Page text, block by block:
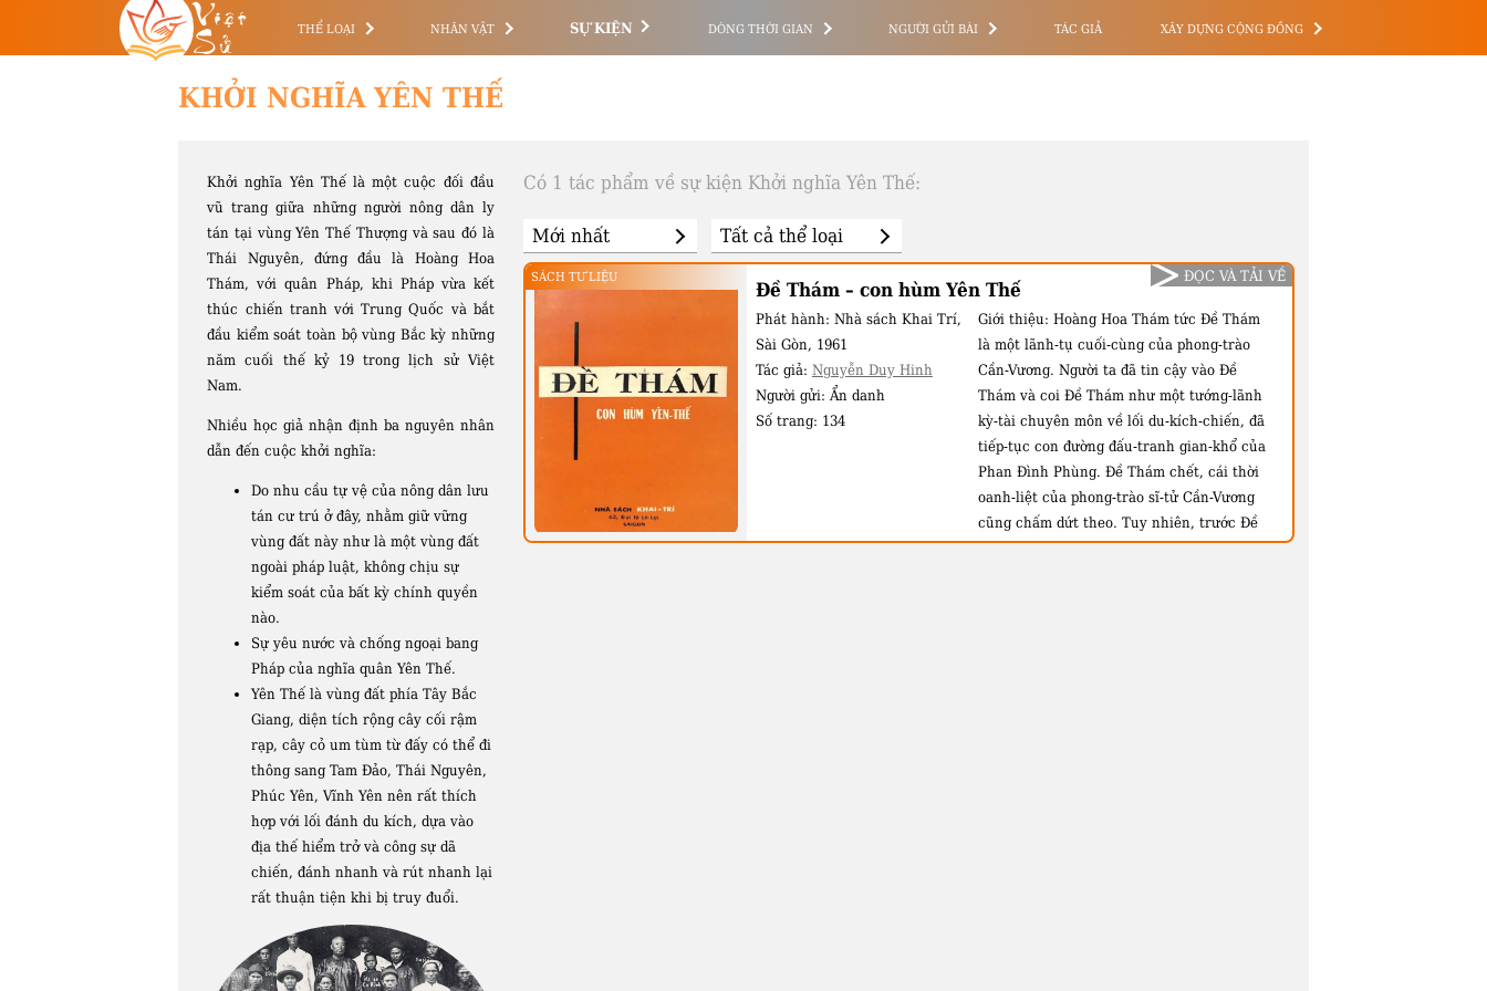
Việt
Sử THỂ LOẠI NHÂN VẬT SỰ KIỆN DÒNG THỜI GIAN NGƯỜI GỬI BÀI TÁC GIẢ XÂY DỰNG CỘNG ĐỒNG
KHỞI NGHĨA YÊN THẾ
Khởi nghĩa Yên Thế là một cuộc đối đầu
vũ trang giữa những người nông dân ly
tán tại vùng Yên Thế Thượng và sau đó là
Thái Nguyên, đứng đầu là Hoàng Hoa
Thám, với quân Pháp, khi Pháp vừa kết
thúc chiến tranh với Trung Quốc và bắt
đầu kiểm soát toàn bộ vùng Bắc kỳ những
năm cuối thế kỷ 19 trong lịch sử Việt
Nam.
Nhiều học giả nhận định ba nguyên nhân
dẫn đến cuộc khởi nghĩa:
Do nhu cầu tự vệ của nông dân lưu
tán cư trú ở đây, nhằm giữ vững
vùng đất này như là một vùng đất
ngoài pháp luật, không chịu sự
kiểm soát của bất kỳ chính quyền
nào.
Sự yêu nước và chống ngoại bang
Pháp của nghĩa quân Yên Thế.
Yên Thế là vùng đất phía Tây Bắc
Giang, diện tích rộng cây cối rậm
rạp, cây cỏ um tùm từ đấy có thể đi
thông sang Tam Đảo, Thái Nguyên,
Phúc Yên, Vĩnh Yên nên rất thích
hợp với lối đánh du kích, dựa vào
địa thế hiểm trở và công sự dã
chiến, đánh nhanh và rút nhanh lại
rất thuận tiện khi bị truy đuổi.
Có 1 tác phẩm về sự kiện Khởi nghĩa Yên Thế:
SÁCH TƯ LIỆU
Đề Thám – con hùm Yên Thế
Phát hành: Nhà sách Khai Trí,
Sài Gòn, 1961
Tác giả: Nguyễn Duy Hinh
Người gửi: Ẩn danh
Số trang: 134
Giới thiệu: Hoàng Hoa Thám tức Đề Thám
là một lãnh-tụ cuối-cùng của phong-trào
Cần-Vương. Người ta đã tin cậy vào Đề
Thám và coi Đề Thám như một tướng-lãnh
kỳ-tài chuyên môn về lối du-kích-chiến, đã
tiếp-tục con đường đấu-tranh gian-khổ của
Phan Đình Phùng. Đề Thám chết, cái thời
oanh-liệt của phong-trào sĩ-tử Cần-Vương
cũng chấm dứt theo. Tuy nhiên, trước Đề
Thám có hàng vạn người đã ngã gục vì
ĐỌC VÀ TẢI VỀ